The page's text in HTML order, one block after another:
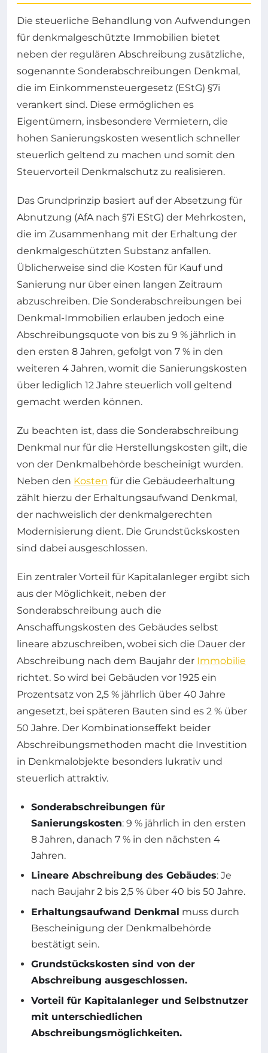
Die steuerliche Behandlung von Aufwendungen
für denkmalgeschützte Immobilien bietet
neben der regulären Abschreibung zusätzliche,
sogenannte Sonderabschreibungen Denkmal,
die im Einkommensteuergesetz (EStG) §7i
verankert sind. Diese ermöglichen es
Eigentümern, insbesondere Vermietern, die
hohen Sanierungskosten wesentlich schneller
steuerlich geltend zu machen und somit den
Steuervorteil Denkmalschutz zu realisieren.
Das Grundprinzip basiert auf der Absetzung für
Abnutzung (AfA nach §7i EStG) der Mehrkosten,
die im Zusammenhang mit der Erhaltung der
denkmalgeschützten Substanz anfallen.
Üblicherweise sind die Kosten für Kauf und
Sanierung nur über einen langen Zeitraum
abzuschreiben. Die Sonderabschreibungen bei
Denkmal-Immobilien erlauben jedoch eine
Abschreibungsquote von bis zu 9 % jährlich in
den ersten 8 Jahren, gefolgt von 7 % in den
weiteren 4 Jahren, womit die Sanierungskosten
über lediglich 12 Jahre steuerlich voll geltend
gemacht werden können.
Zu beachten ist, dass die Sonderabschreibung
Denkmal nur für die Herstellungskosten gilt, die
von der Denkmalbehörde bescheinigt wurden.
Neben den Kosten für die Gebäudeerhaltung
zählt hierzu der Erhaltungsaufwand Denkmal,
der nachweislich der denkmalgerechten
Modernisierung dient. Die Grundstückskosten
sind dabei ausgeschlossen.
Ein zentraler Vorteil für Kapitalanleger ergibt sich
aus der Möglichkeit, neben der
Sonderabschreibung auch die
Anschaffungskosten des Gebäudes selbst
lineare abzuschreiben, wobei sich die Dauer der
Abschreibung nach dem Baujahr der Immobilie
richtet. So wird bei Gebäuden vor 1925 ein
Prozentsatz von 2,5 % jährlich über 40 Jahre
angesetzt, bei späteren Bauten sind es 2 % über
50 Jahre. Der Kombinationseffekt beider
Abschreibungsmethoden macht die Investition
in Denkmalobjekte besonders lukrativ und
steuerlich attraktiv.
Sonderabschreibungen für
Sanierungskosten: 9 % jährlich in den ersten
8 Jahren, danach 7 % in den nächsten 4
Jahren.
Lineare Abschreibung des Gebäudes: Je
nach Baujahr 2 bis 2,5 % über 40 bis 50 Jahre.
Erhaltungsaufwand Denkmal muss durch
Bescheinigung der Denkmalbehörde
bestätigt sein.
Grundstückskosten sind von der
Abschreibung ausgeschlossen.
Vorteil für Kapitalanleger und Selbstnutzer
mit unterschiedlichen
Abschreibungsmöglichkeiten.